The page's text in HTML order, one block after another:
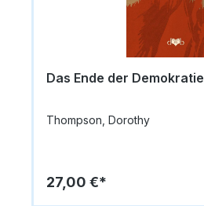
Das Ende der Demokratie
Thompson, Dorothy
27,00 €*